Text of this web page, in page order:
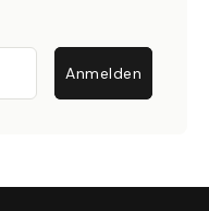
Anmelden